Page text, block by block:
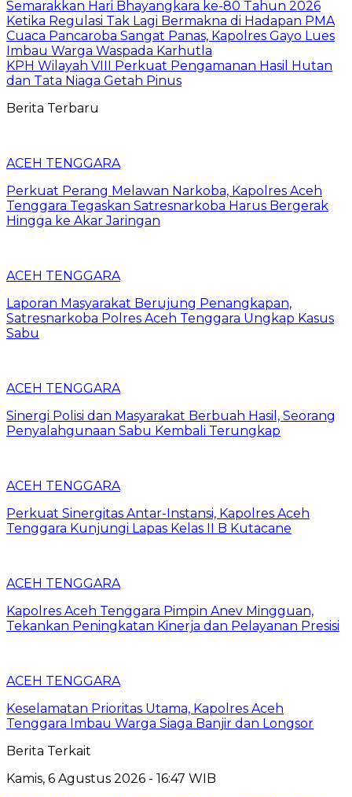
Semarakkan Hari Bhayangkara ke-80 Tahun 2026
Ketika Regulasi Tak Lagi Bermakna di Hadapan PMA
Cuaca Pancaroba Sangat Panas, Kapolres Gayo Lues
Imbau Warga Waspada Karhutla
KPH Wilayah VIII Perkuat Pengamanan Hasil Hutan
dan Tata Niaga Getah Pinus
Berita Terbaru
ACEH TENGGARA
Perkuat Perang Melawan Narkoba, Kapolres Aceh
Tenggara Tegaskan Satresnarkoba Harus Bergerak
Hingga ke Akar Jaringan
ACEH TENGGARA
Laporan Masyarakat Berujung Penangkapan,
Satresnarkoba Polres Aceh Tenggara Ungkap Kasus
Sabu
ACEH TENGGARA
Sinergi Polisi dan Masyarakat Berbuah Hasil, Seorang
Penyalahgunaan Sabu Kembali Terungkap
ACEH TENGGARA
Perkuat Sinergitas Antar-Instansi, Kapolres Aceh
Tenggara Kunjungi Lapas Kelas II B Kutacane
ACEH TENGGARA
Kapolres Aceh Tenggara Pimpin Anev Mingguan,
Tekankan Peningkatan Kinerja dan Pelayanan Presisi
ACEH TENGGARA
Keselamatan Prioritas Utama, Kapolres Aceh
Tenggara Imbau Warga Siaga Banjir dan Longsor
Berita Terkait
Kamis, 6 Agustus 2026 - 16:47 WIB